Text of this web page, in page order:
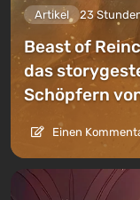
Artikel 23
Beast of
das
Schöpfern
Einen